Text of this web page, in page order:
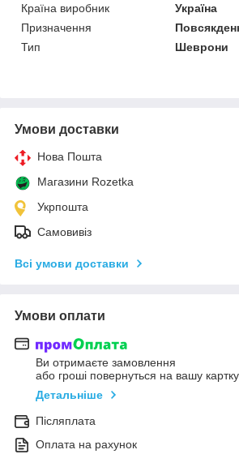
Країна виробник
Україна
Призначення
Тип
Шеврони
Умови доставки
Нова Пошта
Магазини Rozetka
Укрпошта
Самовивіз
Всі умови доставки
Умови оплати
Ви отримаєте замовлення
або гроші повернуться на вашу картку
Детальніше
Післяплата
Оплата на рахунок